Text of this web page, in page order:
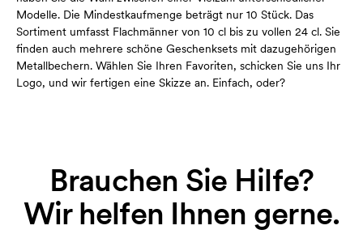
Modelle. Die Mindestkaufmenge beträgt nur 10 Stück. Das
Sortiment umfasst Flachmänner von 10 cl bis zu vollen 24 cl. Sie
finden auch mehrere schöne Geschenksets mit dazugehörigen
Metallbechern. Wählen Sie Ihren Favoriten, schicken Sie uns Ihr
Logo, und wir fertigen eine Skizze an. Einfach, oder?
Brauchen Sie Hilfe?
Wir helfen Ihnen gerne.